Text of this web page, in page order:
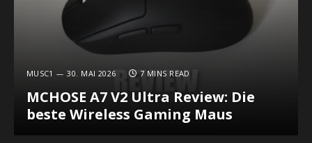
MUSC1 30. MAI 2026 7 MINS READ
MCHOSE A7 V2 Ultra Review: Die
beste Wireless Gaming Maus